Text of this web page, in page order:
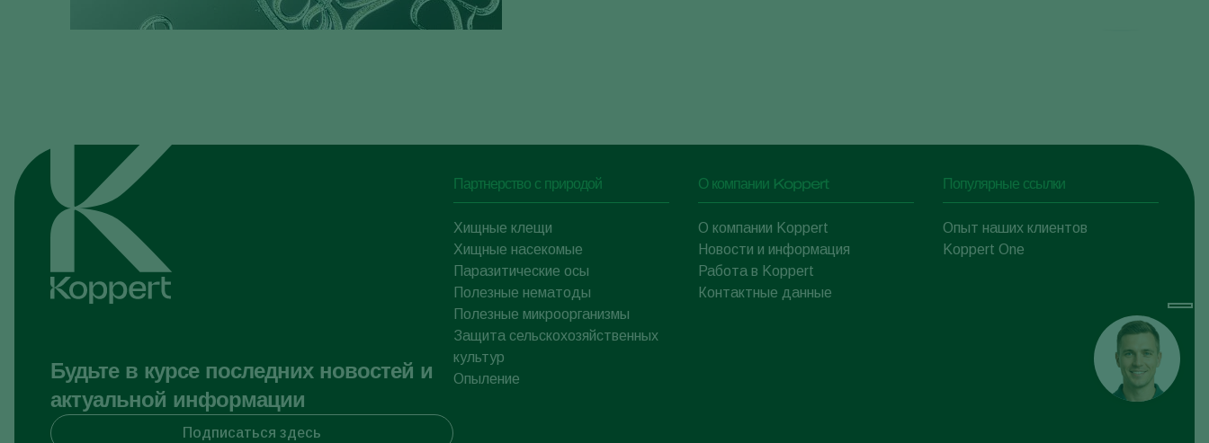
Будьте в курсе последних новостей и
актуальной информации
Подписаться здесь
Партнерство с природой
Хищные клещи
Хищные насекомые
Паразитические осы
Полезные нематоды
Полезные микроорганизмы
Защита сельскохозяйственных
культур
Опыление
О компании Koppert
О компании Koppert
Новости и информация
Работа в Koppert
Контактные данные
Популярные ссылки
Опыт наших клиентов
Koppert One